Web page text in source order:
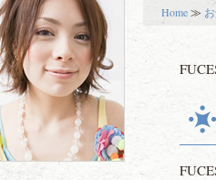
Home≫